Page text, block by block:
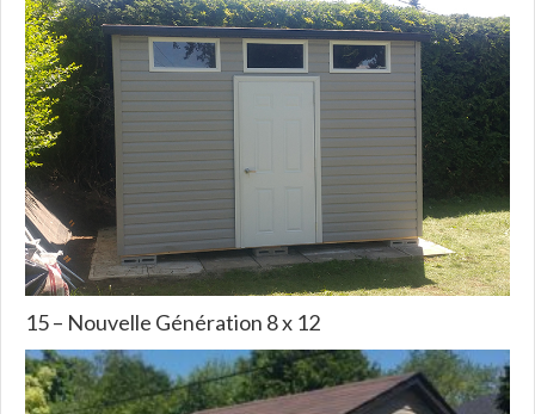
15 – Nouvelle Génération 8 x 12